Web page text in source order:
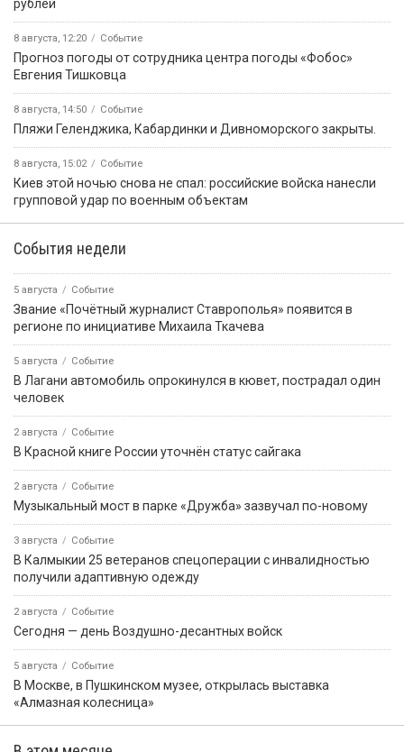
рублей
8 августа, 12:20 Событие
Прогноз погоды от сотрудника центра погоды «Фобос»
Евгения Тишковца
8 августа, 14:50 Событие
️Пляжи Геленджика, Кабардинки и Дивноморского закрыты.
8 августа, 15:02 Событие
Киев этой ночью снова не спал: российские войска нанесли
групповой удар по военным объектам
События недели
5 августа Событие
Звание «Почётный журналист Ставрополья» появится в
регионе по инициативе Михаила Ткачева
5 августа Событие
В Лагани автомобиль опрокинулся в кювет, пострадал один
человек
2 августа Событие
В Красной книге России уточнён статус сайгака
2 августа Событие
Музыкальный мост в парке «Дружба» зазвучал по-новому
3 августа Событие
В Калмыкии 25 ветеранов спецоперации с инвалидностью
получили адаптивную одежду
2 августа Событие
Сегодня — день Воздушно-десантных войск
5 августа Событие
В Москве, в Пушкинском музее, открылась выставка
«Алмазная колесница»